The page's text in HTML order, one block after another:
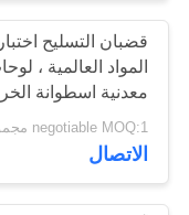
قضبان التسليح اختبار
المواد العالمية ،
معدنية اسطوانة
معدات ضغط الشد
negotiable MOQ:1 مجموعة
الاتصال